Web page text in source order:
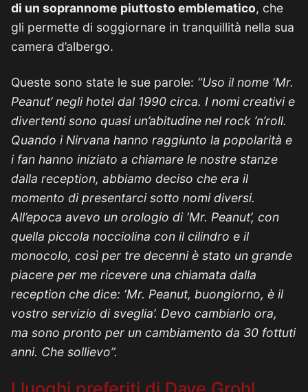
di un soprannome piuttosto emblematico, che
gli permette di soggiornare in tranquillità nella sua
camera d’albergo.
Queste sono state le sue parole: “Uso il nome ‘Mr.
Peanut’ negli hotel dal 1990 circa. I nomi creativi e
divertenti sono quasi un’abitudine nel rock ’n’roll.
Quando i Nirvana hanno raggiunto la popolarità e
i fan hanno iniziato a chiamare le nostre stanze
dalla reception, abbiamo deciso che era il
momento di presentarci sotto nomi diversi.
All’epoca avevo un orologio di ‘Mr. Peanut’, con
quella piccola nocciolina con il cilindro e il
monocolo, così per tre decenni è stato un grande
piacere per me ricevere una chiamata dalla
reception che dice: ‘Mr. Peanut, buongiorno, è il
vostro servizio di sveglia’. Devo cambiarlo ora,
ma sono pronto per un cambiamento da 30 fottuti
anni. Che sollievo”.